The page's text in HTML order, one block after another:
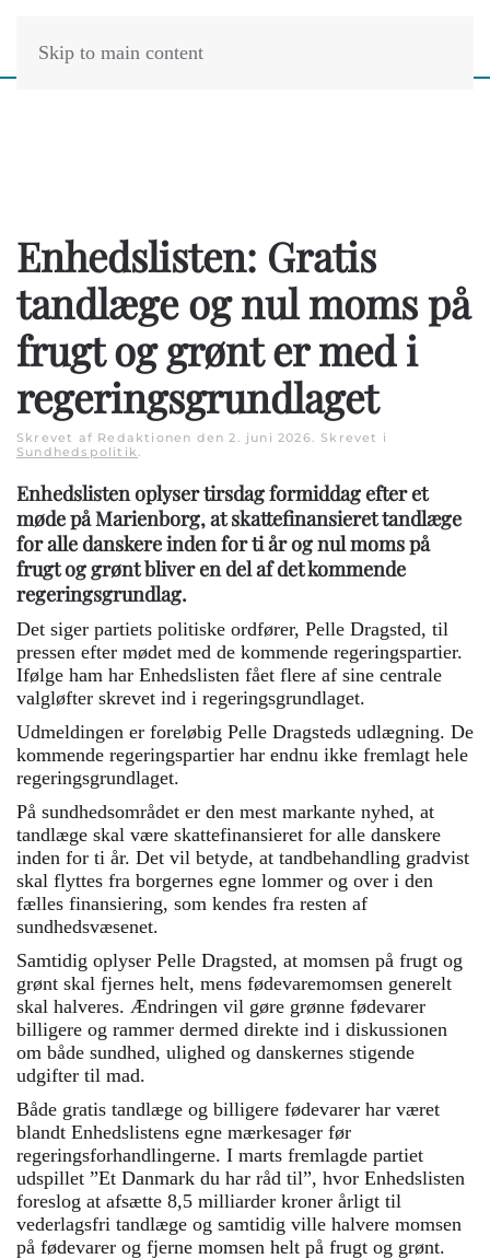
Skip to main content
Enhedslisten: Gratis
tandlæge og nul moms på
frugt og grønt er med i
regeringsgrundlaget
Skrevet af Redaktionen den2. juni 2026. Skrevet i
Sundhedspolitik.
Enhedslisten oplyser tirsdag formiddag efter et
møde på Marienborg, at skattefinansieret tandlæge
for alle danskere inden for ti år og nul moms på
frugt og grønt bliver en del af det kommende
regeringsgrundlag.
Det siger partiets politiske ordfører, Pelle Dragsted, til
pressen efter mødet med de kommende regeringspartier.
Ifølge ham har Enhedslisten fået flere af sine centrale
valgløfter skrevet ind i regeringsgrundlaget.
Udmeldingen er foreløbig Pelle Dragsteds udlægning. De
kommende regeringspartier har endnu ikke fremlagt hele
regeringsgrundlaget.
På sundhedsområdet er den mest markante nyhed, at
tandlæge skal være skattefinansieret for alle danskere
inden for ti år. Det vil betyde, at tandbehandling gradvist
skal flyttes fra borgernes egne lommer og over i den
fælles finansiering, som kendes fra resten af
sundhedsvæsenet.
Samtidig oplyser Pelle Dragsted, at momsen på frugt og
grønt skal fjernes helt, mens fødevaremomsen generelt
skal halveres. Ændringen vil gøre grønne fødevarer
billigere og rammer dermed direkte ind i diskussionen
om både sundhed, ulighed og danskernes stigende
udgifter til mad.
Både gratis tandlæge og billigere fødevarer har været
blandt Enhedslistens egne mærkesager før
regeringsforhandlingerne. I marts fremlagde partiet
udspillet ”Et Danmark du har råd til”, hvor Enhedslisten
foreslog at afsætte 8,5 milliarder kroner årligt til
vederlagsfri tandlæge og samtidig ville halvere momsen
på fødevarer og fjerne momsen helt på frugt og grønt.